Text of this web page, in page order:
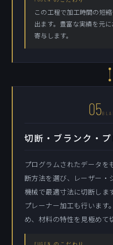
この工程で加工時間の短
出ます。豊富な実績を元
寄与します。
05
切断・ブランク・
プログラムされたデータ
断方法を選び、レーザー・
機械で最適寸法に切断しま
プレーナー加工も行います
め、材料の特性を見極めて
FUGEN のこだわり